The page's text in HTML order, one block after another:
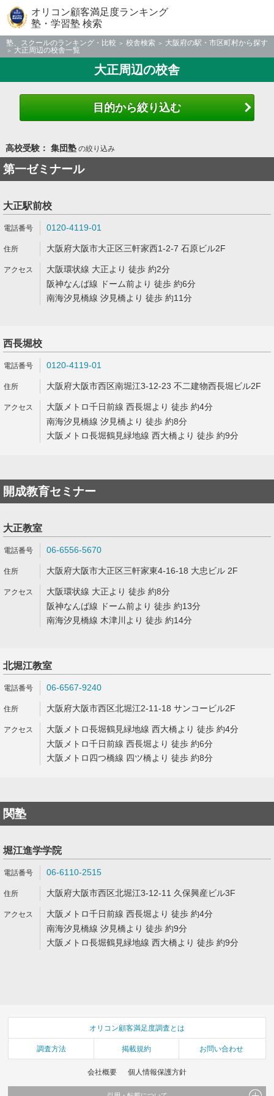
オリコン顧客満足度ランキング
塾・学習塾 検索
塾、スクールのランキング・比較 校舎検索
大阪府の駅・市区町村から探す
大正周辺の校舎一覧
大正周辺の校舎
目的から絞り込む
高校受験： 集団塾の絞り込み
第一ゼミナール
大正駅前校
0120-4119-01
大阪府大阪市大正区三軒家西1-2-7 石原ビル2F
大阪環状線 大正より 徒歩 約2分
阪神なんば線 ドーム前より 徒歩 約6分
南海汐見橋線 汐見橋より 徒歩 約11分
西長堀校
0120-4119-01
大阪府大阪市西区南堀江3-12-23 不二建物西長堀ビル2F
大阪メトロ千日前線 西長堀より 徒歩 約4分
南海汐見橋線 汐見橋より 徒歩 約8分
大阪メトロ長堀鶴見緑地線 西大橋より 徒歩 約9分
開成教育セミナー
大正教室
06-6556-5670
大阪府大阪市大正区三軒家東4-16-18 大忠ビル 2F
大阪環状線 大正より 徒歩 約8分
阪神なんば線 ドーム前より 徒歩 約13分
南海汐見橋線 木津川より 徒歩 約14分
北堀江教室
06-6567-9240
大阪府大阪市西区北堀江2-11-18 サンコービル2F
大阪メトロ長堀鶴見緑地線 西大橋より 徒歩 約4分
大阪メトロ千日前線 西長堀より 徒歩 約6分
大阪メトロ四つ橋線 四ツ橋より 徒歩 約8分
関塾
堀江進学学院
06-6110-2515
大阪府大阪市西区北堀江3-12-11 久保興産ビル3F
大阪メトロ千日前線 西長堀より 徒歩 約4分
南海汐見橋線 汐見橋より 徒歩 約9分
大阪メトロ長堀鶴見緑地線 西大橋より 徒歩 約9分
オリコン顧客満足度調査とは
調査方法 掲載規約 お問い合わせ
会社概要 個人情報保護方針